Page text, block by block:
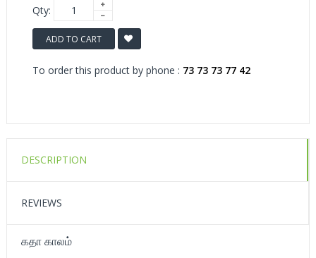
Qty:
ADD TO CART
To order this product by phone : 73 73 73 77 42
DESCRIPTION
REVIEWS
கதா காலம்